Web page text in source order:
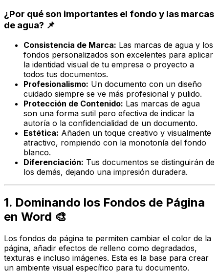
¿Por qué son importantes el fondo y las marcas
de agua? 📌
Consistencia de Marca: Las marcas de agua y los
fondos personalizados son excelentes para aplicar
la identidad visual de tu empresa o proyecto a
todos tus documentos.
Profesionalismo: Un documento con un diseño
cuidado siempre se ve más profesional y pulido.
Protección de Contenido: Las marcas de agua
son una forma sutil pero efectiva de indicar la
autoría o la confidencialidad de un documento.
Estética: Añaden un toque creativo y visualmente
atractivo, rompiendo con la monotonía del fondo
blanco.
Diferenciación: Tus documentos se distinguirán de
los demás, dejando una impresión duradera.
1. Dominando los Fondos de Página
en Word 🎨
Los fondos de página te permiten cambiar el color de la
página, añadir efectos de relleno como degradados,
texturas e incluso imágenes. Esta es la base para crear
un ambiente visual específico para tu documento.